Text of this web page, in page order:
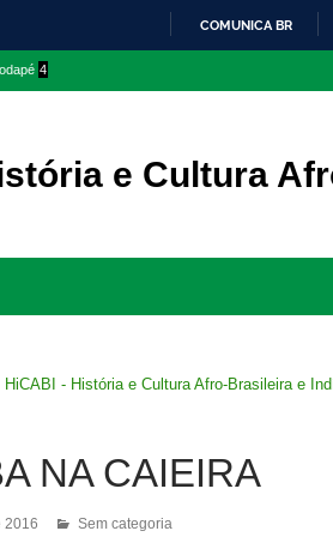
O
COMUNICA BR
4
e Cultura
HiCABI - História e Cultura Afro-Brasileira e
NA CAIEIRA
2016 Sem categoria